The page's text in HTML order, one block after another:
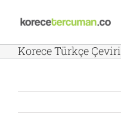
content
Korece Türkçe Çeviri